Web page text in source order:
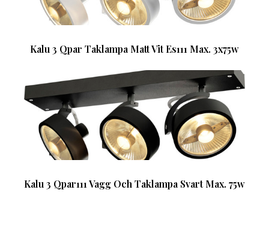
Kalu 3 Qpar Taklampa Matt Vit Es111 Max. 3x75w
Kalu 3 Qpar111 Vagg Och Taklampa Svart Max. 75w